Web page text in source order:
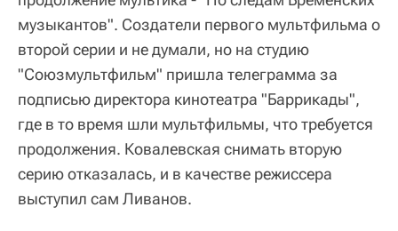
музыкантов". Создатели первого мультфильма о
второй серии и не думали, но на студию
"Союзмультфильм" пришла телеграмма за
подписью директора кинотеатра "Баррикады",
где в то время шли мультфильмы, что требуется
продолжения. Ковалевская снимать вторую
серию отказалась, и в качестве режиссера
выступил сам Ливанов.